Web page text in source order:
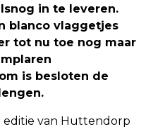
in te leveren.
blanco vlaggetjes
tot nu toe nog maar
is besloten de
editie van Huttendorp